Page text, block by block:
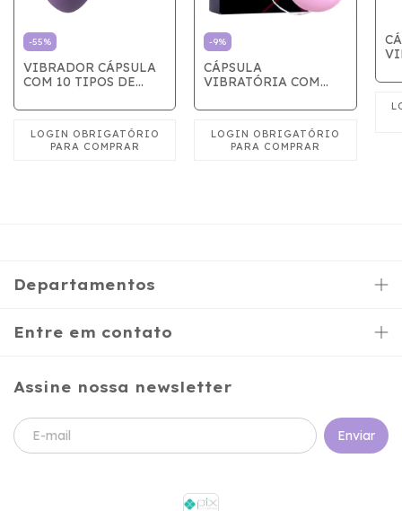
-55%
VIBRADOR CÁPSULA
COM 10 TIPOS DE
-9%
CÁPSULA
VIBRATÓRIA COM
Departamentos
Entre em contato
Assine nossa newsletter